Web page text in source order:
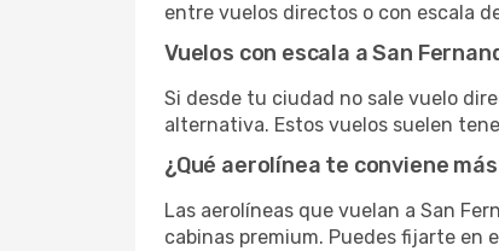
entre vuelos directos o con escala
Vuelos con escala a San
Si desde tu ciudad no sale vuelo
alternativa. Estos vuelos suelen
¿Qué aerolínea te conviene
Las aerolíneas que vuelan a San
cabinas premium. Puedes fijarte en